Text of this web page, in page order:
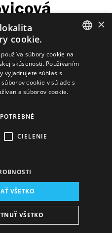
herec
o prístupnosti
Wezeo
×
cookie.
súbory cookie na
skúsenosti. Používaním
vyjadrujete súhlas s
cookie v súlade s
súborov cookie.
CIELENIE
VŠETKO
VŠETKO